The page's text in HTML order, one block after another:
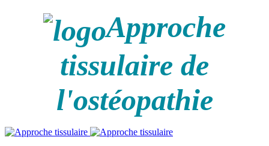
Approche
tissulaire de
l'ostéopathie